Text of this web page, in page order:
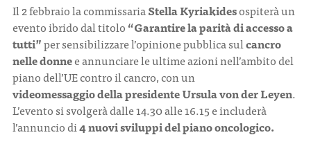
Il 2 febbraio la commissariaStella Kyriakidesospiterà un
evento ibrido dal titolo“Garantire la parità di accesso a
tutti”per sensibilizzare l’opinione pubblica sulcancro
nelle donnee annunciare le ultime azioni nell’ambito del
piano dell’UE contro il cancro, con un
videomessaggiodella presidente Ursula von der Leyen.
L’evento si svolgerà dalle 14.30 alle 16.15 e includerà
l’annuncio di4 nuovi sviluppi del piano oncologico.